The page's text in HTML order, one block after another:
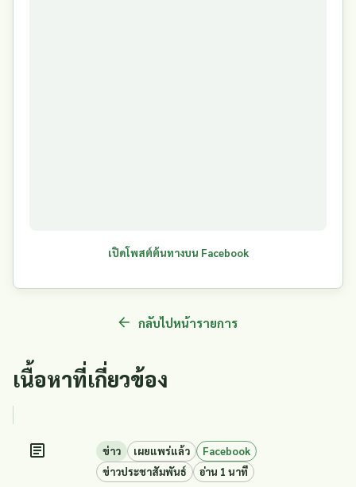
เปิดโพสต์ต้นทางบน Facebook
กลับไปหน้ารายการ
เนื้อหาที่เกี่ยวข้อง
ข่าว เผยแพร่แล้ว
Facebook
ข่าวประชาสัมพันธ์
อ่าน 1 นาที